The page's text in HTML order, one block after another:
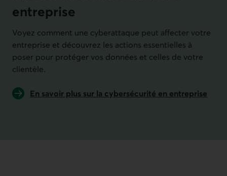
entreprise
Voyez comment une cyberattaque peut affecter votre
entreprise et découvrez les actions essentielles à
poser pour protéger vos données et celles de votre
clientèle.
En savoir plus sur la cybersécurité en entreprise